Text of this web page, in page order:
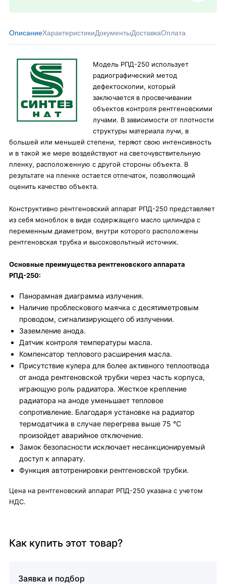
ОписаниеХарактеристикиДокументыДоставкаОплата
Модель РПД-250 использует
радиографический метод
дефектоскопии, который
заключается в просвечивании
объектов контроля рентгеновскими
лучами. В зависимости от плотности
структуры материала лучи, в
большей или меньшей степени, теряют свою интенсивность
и в такой же мере воздействуют на светочувствительную
пленку, расположенную с другой стороны объекта. В
результате на пленке остается отпечаток, позволяющий
оценить качество объекта.
Конструктивно рентгеновский аппарат РПД-250 представляет
из себя моноблок в виде содержащего масло цилиндра с
переменным диаметром, внутри которого расположены
рентгеновская трубка и высоковольтный источник.
Основные преимущества рентгеновского аппарата
РПД-250:
Панорамная диаграмма излучения.
Наличие проблескового маячка с десятиметровым
проводом, сигнализирующего об излучении.
Заземление анода.
Датчик контроля температуры масла.
Компенсатор теплового расширения масла.
Присутствие кулера для более активного теплоотвода
от анода рентгеновской трубки через часть корпуса,
играющую роль радиатора. Жесткое крепление
радиатора на аноде уменьшает тепловое
сопротивление. Благодаря установке на радиатор
термодатчика в случае перегрева выше 75 °С
произойдет аварийное отключение.
Замок безопасности исключает несанкционируемый
доступ к аппарату.
Функция автотренировки рентгеновской трубки.
Цена на рентгеновский аппарат РПД-250 указана с учетом
НДС.
Как купить этот товар?
Заявка и подбор